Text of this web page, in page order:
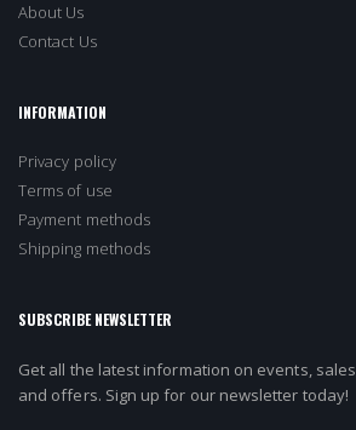
About Us
Contact Us
INFORMATION
Privacy policy
Terms of use
Payment methods
Shipping methods
SUBSCRIBE NEWSLETTER
Get all the latest information on events, sales
and offers. Sign up for our newsletter today!